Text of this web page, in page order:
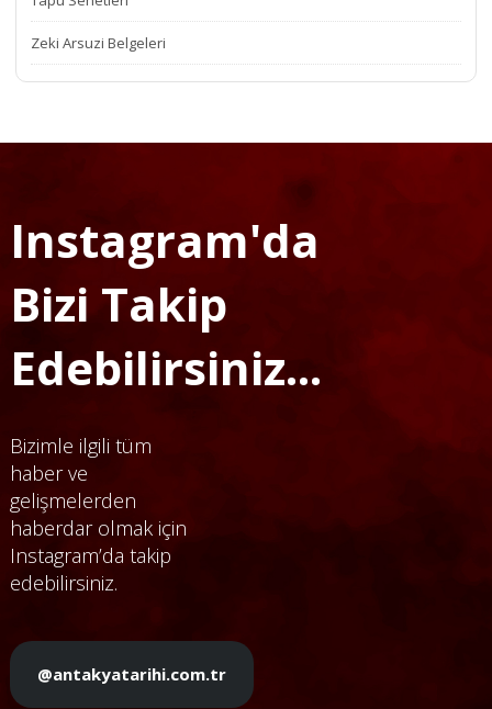
Zeki Arsuzi Belgeleri
Instagram'da
Bizi Takip
Edebilirsiniz...
Bizimle ilgili tüm
haber ve
gelişmelerden
haberdar olmak için
Instagram’da takip
edebilirsiniz.
@antakyatarihi.com.tr